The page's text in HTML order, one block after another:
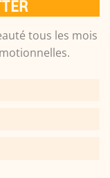
tous les mois